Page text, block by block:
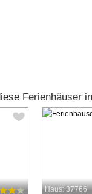
Ferienhäuser
Haus: 37766